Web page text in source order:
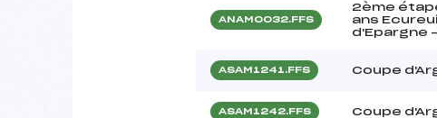
ANAM0032.FFS
2ème
ans
d'Epargne
ASAM1241.FFS Coupe
ASAM1242.FFS Coupe